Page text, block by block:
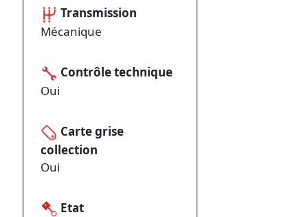
Transmission
Mécanique
Contrôle technique
Oui
Carte grise
collection
Oui
Etat